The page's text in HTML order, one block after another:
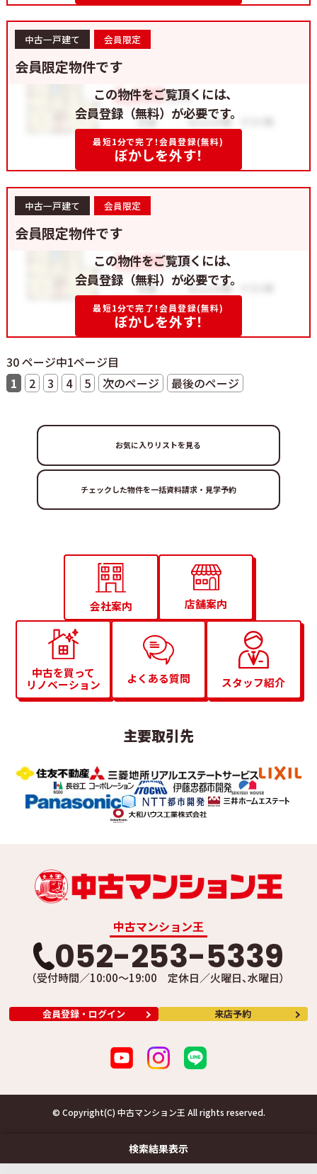
中古一戸建て 会員限定
会員限定物件です
この物件をご覧頂くには、
会員登録（無料）が必要です。
最短1分で完了！会員登録(無料)
ぼかしを外す！
中古一戸建て 会員限定
会員限定物件です
この物件をご覧頂くには、
会員登録（無料）が必要です。
最短1分で完了！会員登録(無料)
ぼかしを外す！
30 ページ中1ページ目
1
2 3 4 5 次のページ 最後のページ
お気に入りリストを見る
検索結果表示
会社案内 店舗案内
中古を買って
リノベーション
よくある質問 スタッフ紹介
主要取引先
中古マンション王
052-253-5339
（受付時間／10:00～19:00 定休日／火曜日、水曜日）
会員登録・ログイン 来店予約
© Copyright(C) 中古マンション王 All rights reserved.